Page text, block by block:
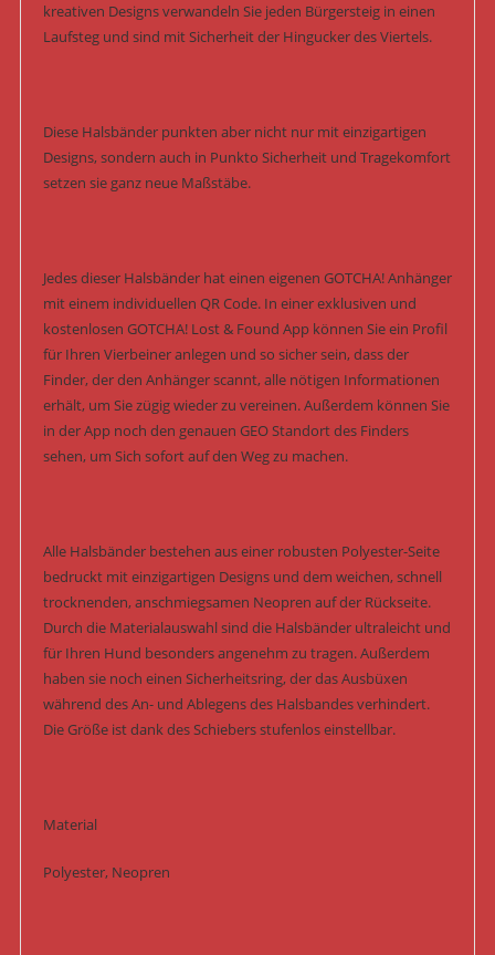
kreativen Designs verwandeln Sie jeden Bürgersteig in einen
Laufsteg und sind mit Sicherheit der Hingucker des Viertels.
Diese Halsbänder punkten aber nicht nur mit einzigartigen
Designs, sondern auch in Punkto Sicherheit und Tragekomfort
setzen sie ganz neue Maßstäbe.
Jedes dieser Halsbänder hat einen eigenen GOTCHA! Anhänger
mit einem individuellen QR Code. In einer exklusiven und
kostenlosen GOTCHA! Lost & Found App können Sie ein Profil
für Ihren Vierbeiner anlegen und so sicher sein, dass der
Finder, der den Anhänger scannt, alle nötigen Informationen
erhält, um Sie zügig wieder zu vereinen. Außerdem können Sie
in der App noch den genauen GEO Standort des Finders
sehen, um Sich sofort auf den Weg zu machen.
Alle Halsbänder bestehen aus einer robusten Polyester-Seite
bedruckt mit einzigartigen Designs und dem weichen, schnell
trocknenden, anschmiegsamen Neopren auf der Rückseite.
Durch die Materialauswahl sind die Halsbänder ultraleicht und
für Ihren Hund besonders angenehm zu tragen. Außerdem
haben sie noch einen Sicherheitsring, der das Ausbüxen
während des An- und Ablegens des Halsbandes verhindert.
Die Größe ist dank des Schiebers stufenlos einstellbar.
Material
Polyester, Neopren